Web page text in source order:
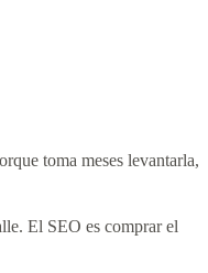
toma meses levantarla,
El SEO es comprar el